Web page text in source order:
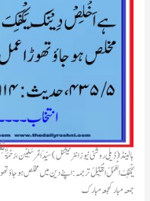
ہالینڈ(ڈیلی روشنی نیو زانٹرنیشنل) سیِّدُ المُرسَلِیْن،
یَکْفِکَ الْعَمَلُ الْقَلِیْلُ ترجمہ:اپنے دین میں مخلص ہو جاؤ تھوڑا عمل
جمعہ مبارکجمعہ مبارک